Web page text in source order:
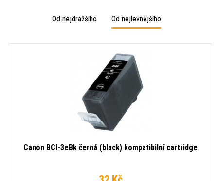
Od nejdražšího Od nejlevnějšího
Canon BCI-3eBk černá (black) kompatibilní cartridge